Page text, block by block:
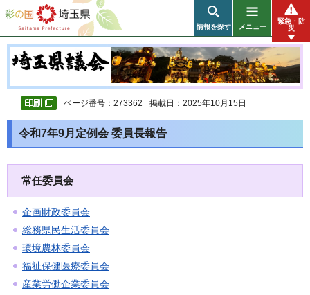
彩の国 埼玉県
情報を探す メニュー
緊急・防
災
ページ番号：273362 掲載日：2025年10月15日
令和7年9月定例会 委員長報告
常任委員会
企画財政委員会
総務県民生活委員会
環境農林委員会
福祉保健医療委員会
産業労働企業委員会